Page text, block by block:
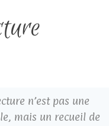
n’est pas une
mais un recueil de